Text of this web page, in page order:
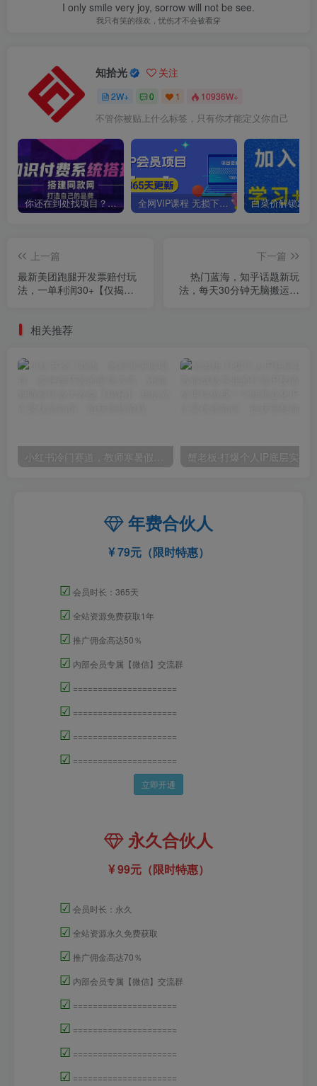
I only smile very joy, sorrow will not be see.
我只有笑的很欢，忧伤才不会被看穿
知拾光 关注
2W+ 0 1 10936W+
不管你被贴上什么标签，只有你才能定义你自己
你还在到处找项目？还在当韭菜？我靠卖项目一个月收入5万+，曾经我也是个失败者。 全网VIP课程 无损下载~
上一篇
最新美团跑腿开发票赔付玩
法，一单利润30+【仅揭
下一篇
热门蓝海，知乎话题新玩
法，每天30分钟无脑搬运，
相关推荐
小红书冷门赛道，教师寒暑假项目，多种连环套的变现方式，还能矩阵操作放大收益【揭秘】
年费合伙人
79元（限时特惠）
☑ 会员时长：365天
☑ 全站资源免费获取1年
☑ 推广佣金高达50％
☑ 内部会员专属【微信】交流群
☑ =====================
☑ =====================
☑ =====================
☑ =====================
立即开通
永久合伙人
99元（限时特惠）
☑ 会员时长：永久
☑ 全站资源永久免费获取
☑ 推广佣金高达70％
☑ 内部会员专属【微信】交流群
☑ =====================
☑ =====================
☑ =====================
☑ =====================